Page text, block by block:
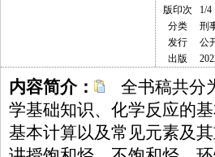
版印次
1/4
分类
刑
发行
公
出版
内容简介：
全书稿共分
学基础知识、化学反应的
基本计算以及常见元素及